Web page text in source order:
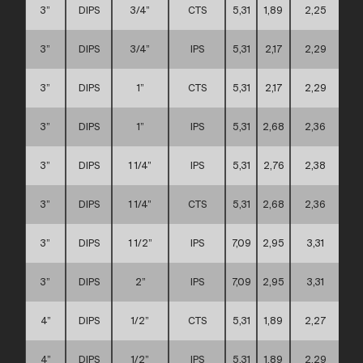
3” DIPS 3/4” CTS 5,31 1,89 2,25
3” DIPS 3/4” IPS 5,31 2,17 2,29
3” DIPS 1” CTS 5,31 2,17 2,29
3” DIPS 1” IPS 5,31 2,68 2,36
3” DIPS 1 1/4” IPS 5,31 2,76 2,38
3” DIPS 1 1/4” CTS 5,31 2,68 2,36
3” DIPS 1 1/2” IPS 7,09 2,95 3,31
3” DIPS 2” IPS 7,09 2,95 3,31
4” DIPS 1/2” CTS 5,31 1,89 2,27
4” DIPS 1/2” IPS 5,31 1,89 2,29